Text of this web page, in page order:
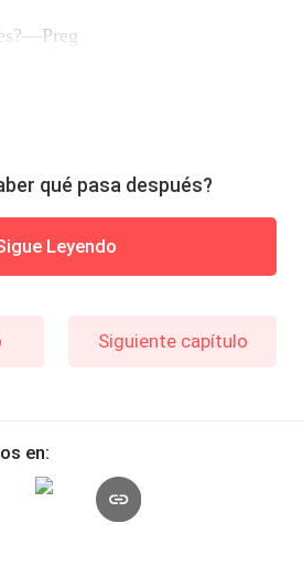
qué pasa después?
Leyendo
Siguiente capítulo
en: